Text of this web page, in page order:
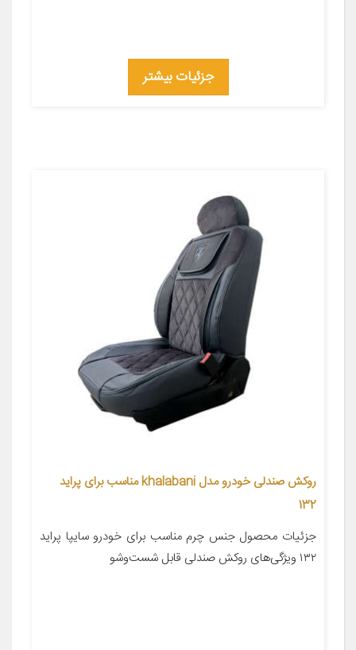
جزئیات بیشتر
روکش صندلی خودرو مدل khalabani مناسب برای پراید
132
جزئیات محصول جنس چرم مناسب برای خودرو سایپا پراید
۱۳۲ ویژگی‌های روکش صندلی قابل شست‌وشو